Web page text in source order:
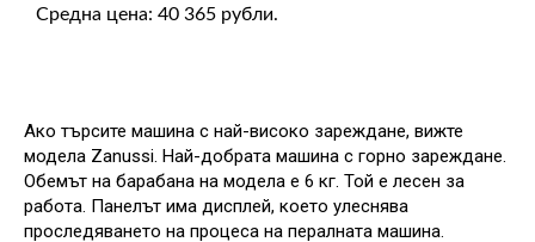
Средна цена: 40 365 рубли.
Ако търсите машина с най-високо зареждане, вижте
модела Zanussi. Най-добрата машина с горно зареждане.
Обемът на барабана на модела е 6 кг. Той е лесен за
работа. Панелът има дисплей, което улеснява
проследяването на процеса на пералната машина.